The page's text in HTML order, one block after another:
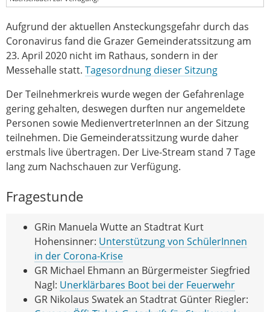
Aufgrund der aktuellen Ansteckungsgefahr durch das
Coronavirus fand die Grazer Gemeinderatssitzung am
23. April 2020 nicht im Rathaus, sondern in der
Messehalle statt. Tagesordnung dieser Sitzung
Der Teilnehmerkreis wurde wegen der Gefahrenlage
gering gehalten, deswegen durften nur angemeldete
Personen sowie MedienvertreterInnen an der Sitzung
teilnehmen. Die Gemeinderatssitzung wurde daher
erstmals live übertragen. Der Live-Stream stand 7 Tage
lang zum Nachschauen zur Verfügung.
Fragestunde
GRin Manuela Wutte an Stadtrat Kurt
Hohensinner: Unterstützung von SchülerInnen
in der Corona-Krise
GR Michael Ehmann an Bürgermeister Siegfried
Nagl: Unerklärbares Boot bei der Feuerwehr
GR Nikolaus Swatek an Stadtrat Günter Riegler: